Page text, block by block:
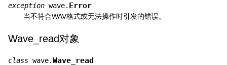
exception wave. Error
当不符合WAV格式或无法操作时引发的错误。
Wave_read对象
class wave.Wave_read